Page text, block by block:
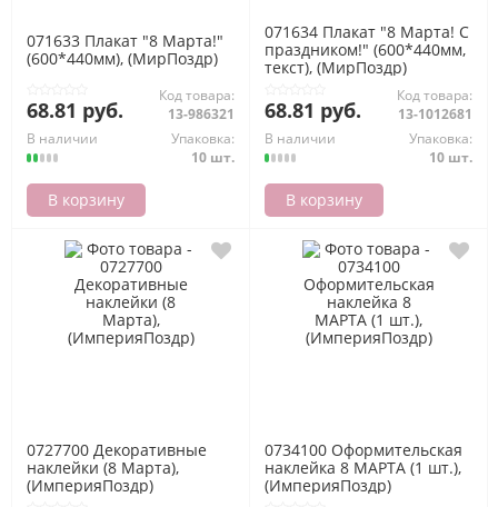
071633 Плакат "8 Марта!"
(600*440мм), (МирПоздр)
68.81 руб.
Код товара:
13-986321
В наличии
Упаковка:
10 шт.
В корзину
071634 Плакат "8 Марта! С
праздником!" (600*440мм,
текст), (МирПоздр)
68.81 руб.
Код товара:
13-1012681
В наличии
Упаковка:
10 шт.
В корзину
0727700 Декоративные
наклейки (8 Марта),
(ИмперияПоздр)
0734100 Оформительская
наклейка 8 МАРТА (1 шт.),
(ИмперияПоздр)